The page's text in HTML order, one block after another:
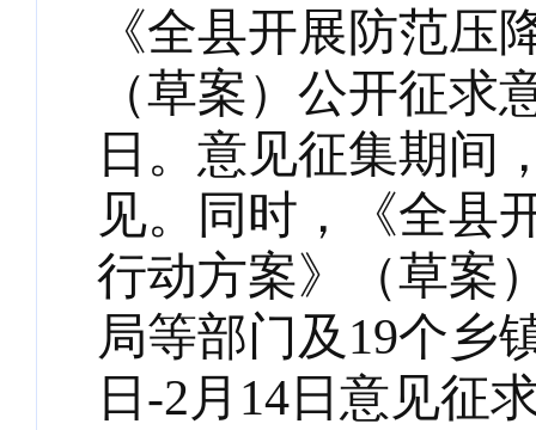
《全县开展防范
（草案）公开征求
日。意见征集期间
见。同时，《全县
行动方案》（草案
局等部门及19个乡
日-2月14日意见征